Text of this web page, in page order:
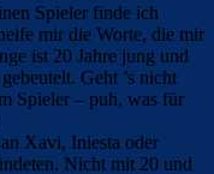
Spieler finde ich
mir die Worte, die mir
ist 20 Jahre jung und
Geht ’s nicht
Spieler – puh, was für
Xavi, Iniesta oder
Nicht mit 20 und